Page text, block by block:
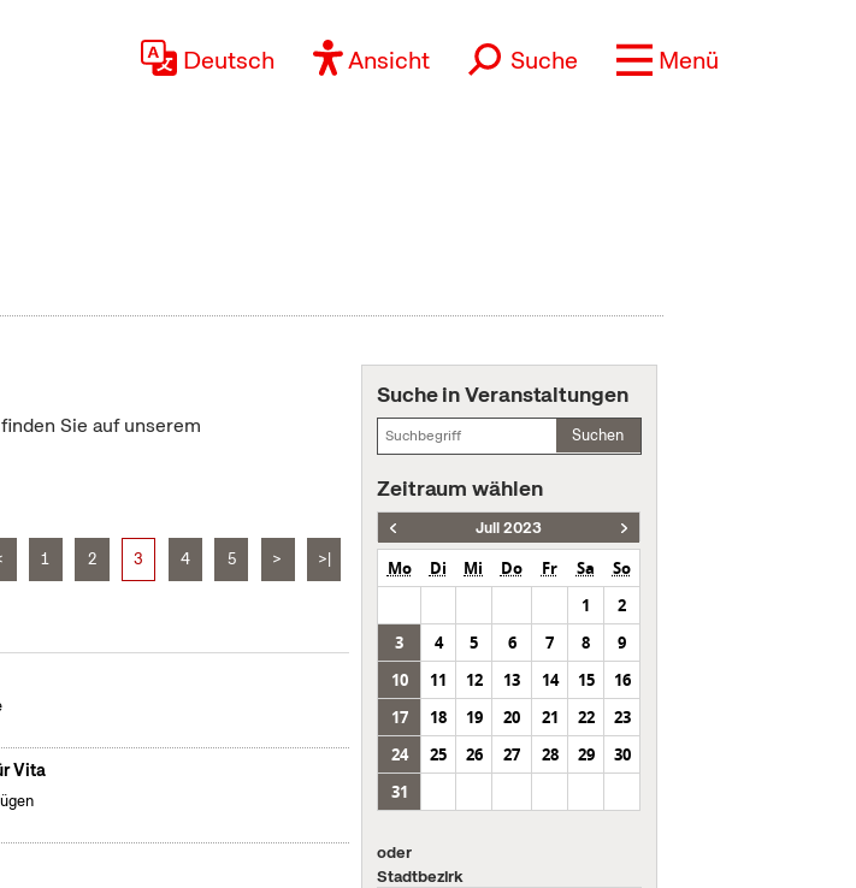
Deutsch Ansicht Suche Menü
Sie auf unserem
1 2 3 4 5 > >|
Vita
Suche in Veranstaltungen
Suchen
Zeitraum wählen
Juli 2023
Mo Di Mi Do Fr Sa
So
1
2
3
4 5 6 7 8
9
10
11 12 13 14 15
16
17
18 19 20 21 22
23
24
25 26 27 28 29
30
31
oder
Stadtbezirk